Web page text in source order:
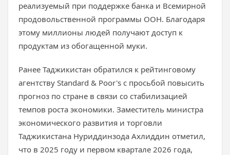
реализуемый при поддержке банка и Всемирной
продовольственной программы ООН. Благодаря
этому миллионы людей получают доступ к
продуктам из обогащенной муки.
Ранее Таджикистан обратился к рейтинговому
агентству Standard & Poor's с просьбой повысить
прогноз по стране в связи со стабилизацией
темпов роста экономики. Заместитель министра
экономического развития и торговли
Таджикистана Нуриддинзода Ахлиддин отметил,
что в 2025 году и первом квартале 2026 года,